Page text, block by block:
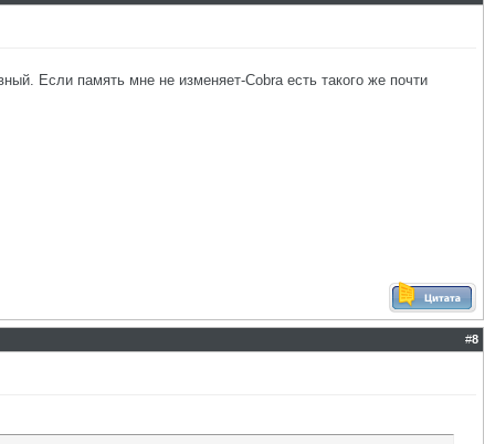
Если память мне не изменяет-Cobra есть такого же почти
#8